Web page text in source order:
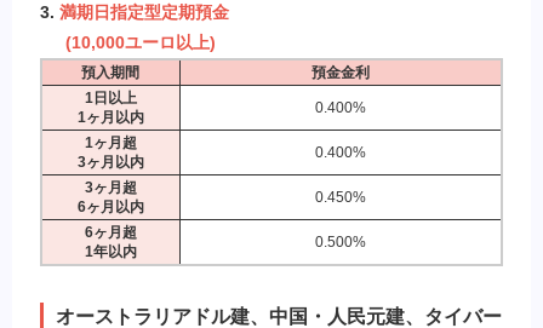
3. 満期日指定型定期預金
(10,000ユーロ以上)
預入期間
預金金利
1日以上
1ヶ月以内
0.400%
1ヶ月超
3ヶ月以内
0.400%
3ヶ月超
6ヶ月以内
0.450%
6ヶ月超
1年以内
0.500%
オーストラリアドル建、中国・人民元建、タイバー